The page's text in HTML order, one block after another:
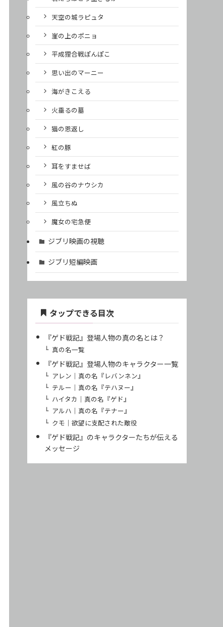
天空の城ラピュタ
崖の上のポニョ
平成狸合戦ぽんぽこ
思い出のマーニー
海がきこえる
火垂るの墓
猫の恩返し
紅の豚
耳をすませば
風の谷のナウシカ
風立ちぬ
魔女の宅急便
ジブリ映画の視聴
ジブリ短編映画
タップできる目次
『ゲド戦記』登場人物の真の名とは？
真の名一覧
『ゲド戦記』登場人物のキャラクター一覧
アレン｜真の名『レバンネン』
テルー｜真の名『テハヌー』
ハイタカ｜真の名『ゲド』
アルハ｜真の名『テナー』
クモ｜欲望に支配された敵役
『ゲド戦記』のキャラクターたちが伝える
メッセージ